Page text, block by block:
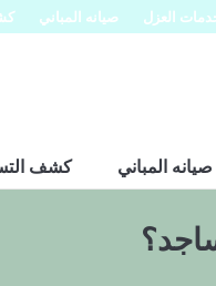
العزل صيانه المباني
صيانه المباني كشف